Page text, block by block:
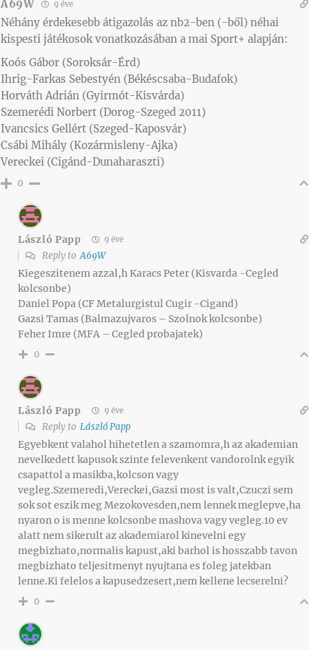
A69W 9 éve
Néhány érdekesebb átigazolás az nb2-ben (-ből) néhai
kispesti játékosok vonatkozásában a mai Sport+ alapján:
Koós Gábor (Soroksár-Érd)
Ihrig-Farkas Sebestyén (Békéscsaba-Budafok)
Horváth Adrián (Gyirmót-Kisvárda)
Szemerédi Norbert (Dorog-Szeged 2011)
Ivancsics Gellért (Szeged-Kaposvár)
Csábi Mihály (Kozármisleny-Ajka)
Vereckei (Cigánd-Dunaharaszti)
0
László Papp 9 éve
Reply toA69W
Kiegeszitenem azzal,h Karacs Peter (Kisvarda -Cegled
kolcsonbe)
Daniel Popa (CF Metalurgistul Cugir -Cigand)
Gazsi Tamas (Balmazujvaros – Szolnok kolcsonbe)
Feher Imre (MFA – Cegled probajatek)
0
László Papp 9 éve
Reply to László Papp
Egyebkent valahol hihetetlen a szamomra,h az akademian
nevelkedett kapusok szinte felevenkent vandorolnk egyik
csapattol a masikba,kolcson vagy
vegleg.Szemeredi,Vereckei,Gazsi most is valt,Czuczi sem
sok sot eszik meg Mezokovesden,nem lennek meglepve,ha
nyaron o is menne kolcsonbe mashova vagy vegleg.10 ev
alatt nem sikerult az akademiarol kinevelni egy
megbizhato,normalis kapust,aki barhol is hosszabb tavon
megbizhato teljesitmenyt nyujtana es foleg jatekban
lenne.Ki felelos a kapusedzesert,nem kellene lecserelni?
0